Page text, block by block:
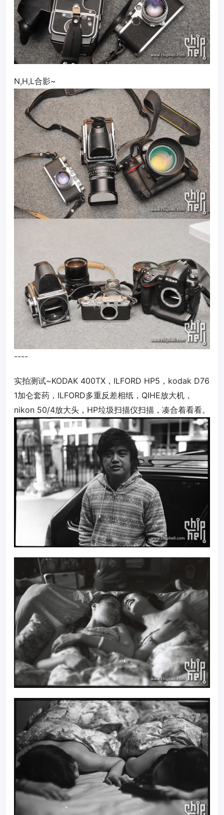
N,H,L合影~
----
实拍测试~KODAK 400TX，ILFORD HP5，kodak D76
1加仑套药，ILFORD多重反差相纸，QIHE放大机，
nikon 50/4放大头，HP垃圾扫描仪扫描，凑合着看看。